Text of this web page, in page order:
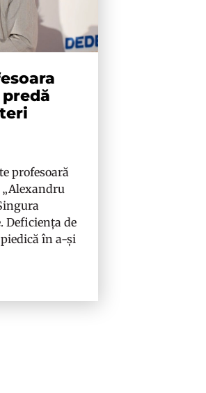
profesoară
„Alexandru
Deficiența de
în a-și